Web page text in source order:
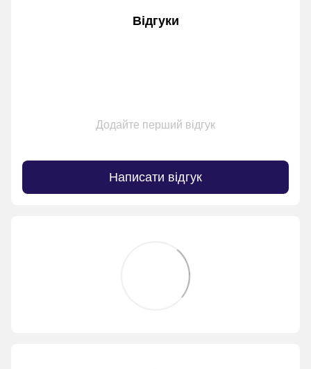
Відгуки
Додайте перший відгук
Написати відгук